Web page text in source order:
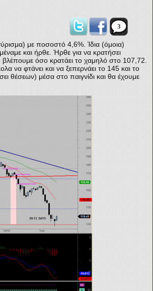
3
με ποσοστό 4,6%. Ίδια (όμοια)
και ήρθε. Ήρθε για να κρατήσει
βλέπουμε όσο κρατάει το χαμηλό στο 107,72.
να φτάνει και να ξεπερνάει το 145 και το
θέσεων) μέσα στο παιγνίδι και θα έχουμε